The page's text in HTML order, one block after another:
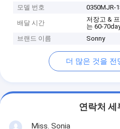
모델 번호
0350MJR-
배달 시간
저장고 &
는 60-
브랜드 이름
Sonny
더 많은 것을 전
연락처 세
Miss. Sonia